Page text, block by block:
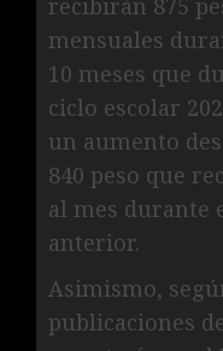
recibirán 875
mensuales
10 meses que
ciclo escolar
un aumento
840 peso que
al mes durante
anterior.
Asimismo,
publicaciones